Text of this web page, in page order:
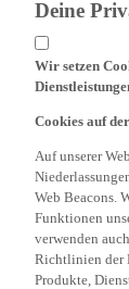
Wir setzen
Web Beacons.
Funktionen
verwenden
Richtlinien der
Produkte,